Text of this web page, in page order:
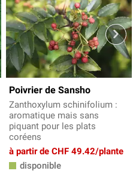
Poivrier de Sansho
Zanthoxylum schinifolium :
aromatique mais sans
piquant pour les plats
coréens
à partir de CHF 49.42/plante
disponible